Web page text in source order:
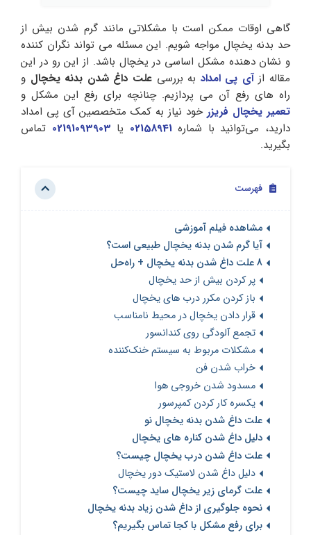
گاهی اوقات ممکن است با مشکلاتی مانند گرم شدن بیش از
حد بدنه یخچال مواجه شویم. این مسئله می‌ تواند نگران‌ کننده
و نشان‌ دهنده‌ مشکل اساسی در یخچال باشد. از این رو در این
مقاله ازآی پی امداد به بررسیعلت داغ شدن بدنه یخچال و
راه‌ های رفع آن می‌ پردازیم. چنانچه برای رفع این مشکل و
تعمیر یخچال فریزر خود نیاز به کمک متخصصین آی پی امداد
دارید، می‌توانید با شماره 02158941 یا 02191093903 تماس
بگیرید.
فهرست
مشاهده فیلم آموزشی
آیا گرم شدن بدنه یخچال طبیعی است؟
8 علت داغ شدن بدنه یخچال + راه‌حل
پر کردن بیش از حد یخچال
باز کردن مکرر درب های یخچال
قرار دادن یخچال در محیط نامناسب
تجمع آلودگی روی کندانسور
مشکلات مربوط به سیستم خنک‌کننده
خراب شدن فن
مسدود شدن خروجی هوا
یکسره کار کردن کمپرسور
علت داغ شدن بدنه یخچال نو
دلیل داغ شدن کناره های یخچال
علت داغ شدن درب یخچال چیست؟
دلیل داغ شدن لاستیک دور یخچال
علت گرمای زیر یخچال ساید چیست؟
نحوه جلوگیری از داغ شدن زیاد بدنه یخچال
برای رفع مشکل با کجا تماس بگیریم؟